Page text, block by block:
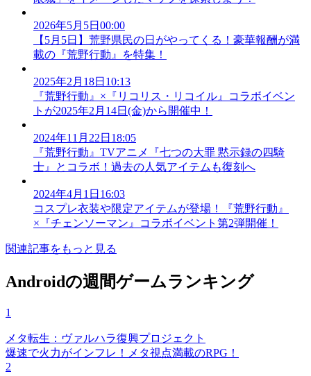
2026年5月5日00:00
【5月5日】荒野県民の日がやってくる！豪華報酬が満
載の『荒野行動』を特集！
2025年2月18日10:13
『荒野行動』×『リコリス・リコイル』コラボイベン
トが2025年2月14日(金)から開催中！
2024年11月22日18:05
『荒野行動』TVアニメ『七つの大罪 黙示録の四騎
士』とコラボ！過去の人気アイテムも復刻へ
2024年4月1日16:03
コスプレ衣装や限定アイテムが登場！『荒野行動』
×『チェンソーマン』コラボイベント第2弾開催！
関連記事をもっと見る
Androidの週間ゲームランキング
1
メタ転生：ヴァルハラ復興プロジェクト
爆速で火力がインフレ！メタ視点満載のRPG！
2